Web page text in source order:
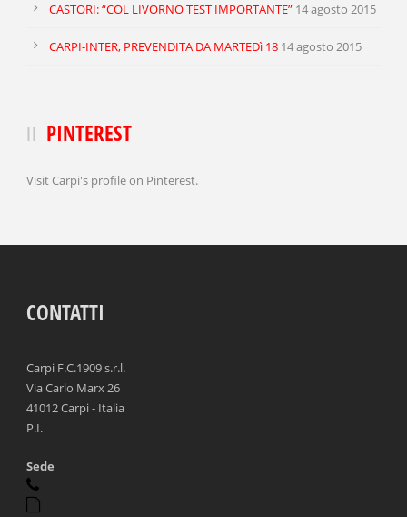
CASTORI: “COL LIVORNO TEST IMPORTANTE” 14 agosto 2015
CARPI-INTER, PREVENDITA DA MARTEDì 18 14 agosto 2015
PINTEREST
Visit Carpi's profile on Pinterest.
CONTATTI
Carpi F.C.1909 s.r.l.
Via Carlo Marx 26
41012 Carpi - Italia
P.I.
Sede